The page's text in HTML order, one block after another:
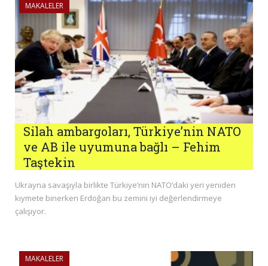
MAKALELER
Silah ambargoları, Türkiye’nin NATO
ve AB ile uyumuna bağlı – Fehim
Taştekin
Ukrayna savaşıyla birlikte Türkiye’nin NATO’daki yeri yeniden
kıymete binerken Erdoğan bu zemini iyi değerlendirmeye
çalışıyor.
MAKALELER